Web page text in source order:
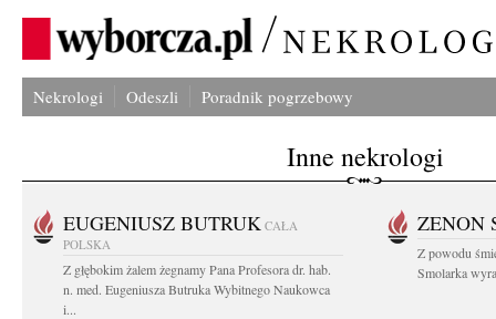
Nekrologi Odeszli Poradnik pogrzebowy
Inne nekrologi
EUGENIUSZ BUTRUK CAŁA
POLSKA
Z głębokim żalem żegnamy Pana Profesora dr. hab.
n. med. Eugeniusza Butruka Wybitnego Naukowca
i...
ZENON
Z powodu
Smolarka